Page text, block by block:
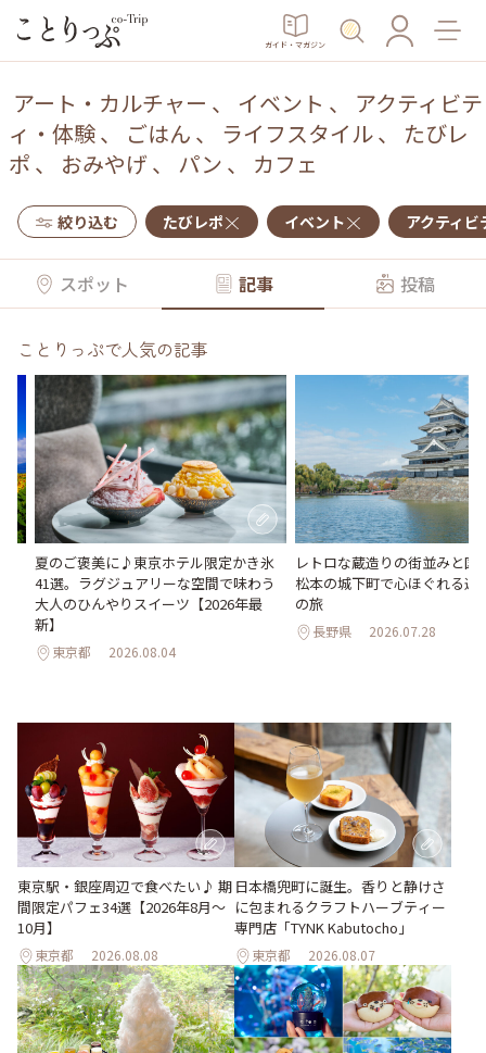
ガイド・マガジン
アート・カルチャー 、 イベント 、 アクティビテ
ィ・体験、 ごはん 、 ライフスタイル、 たびレ
ポ 、 おみやげ 、 パン 、 カフェ
絞り込む たびレポ イベント アクティビ
スポット 記事 投稿
ことりっぷで人気の記事
夏のご褒美に♪東京ホテル限定かき氷
41選。ラグジュアリーな空間で味わう
大人のひんやりスイーツ【2026年最
新】
東京都 2026.08.04
レトロな蔵造りの街並みと国
松本の城下町で心ほぐれる週
の旅
長野県 2026.07.28
東京駅・銀座周辺で食べたい♪ 期
間限定パフェ34選【2026年8月～
10月】
東京都 2026.08.08
日本橋兜町に誕生。香りと静けさ
に包まれるクラフトハーブティー
専門店「TYNK Kabutocho」
東京都 2026.08.07